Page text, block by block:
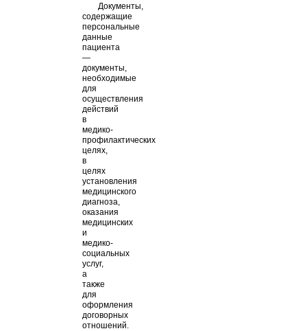
Документы,
содержащие
персональные
данные
пациента
—
документы,
необходимые
для
осуществления
действий
в
медико-
профилактических
целях,
в
целях
установления
медицинского
диагноза,
оказания
медицинских
и
медико-
социальных
услуг,
а
также
для
оформления
договорных
отношений.